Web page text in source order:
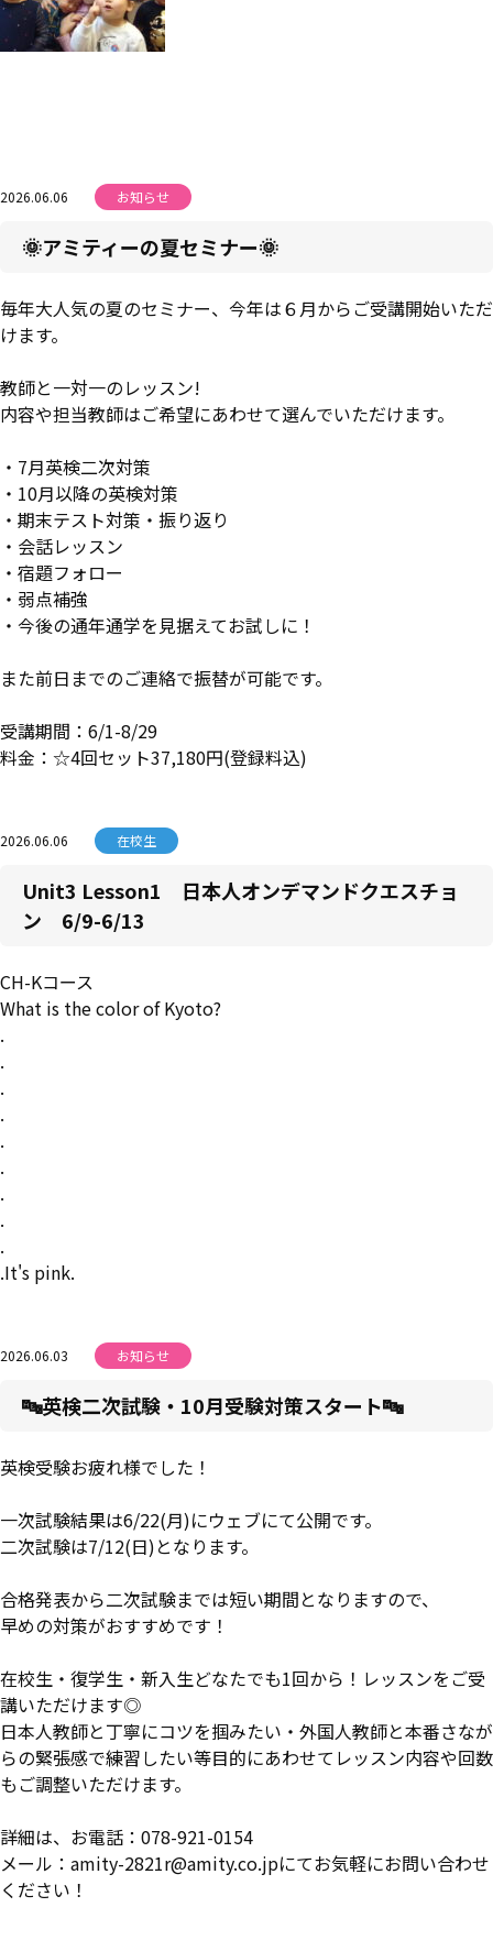
2026.06.06 お知らせ
🌞アミティーの夏セミナー🌞
毎年大人気の夏のセミナー、今年は６月からご受講開始いただ
けます。
教師と一対一のレッスン!
内容や担当教師はご希望にあわせて選んでいただけます。
・7月英検二次対策
・10月以降の英検対策
・期末テスト対策・振り返り
・会話レッスン
・宿題フォロー
・弱点補強
・今後の通年通学を見据えてお試しに！
また前日までのご連絡で振替が可能です。
受講期間：6/1-8/29
料金：☆4回セット37,180円(登録料込)
2026.06.06 在校生
Unit3 Lesson1 日本人オンデマンドクエスチョ
ン 6/9-6/13
CH-Kコース
What is the color of Kyoto?
.
.
.
.
.
.
.
.
.
.It's pink.
2026.06.03 お知らせ
🔤英検二次試験・10月受験対策スタート🔤
英検受験お疲れ様でした！
一次試験結果は6/22(月)にウェブにて公開です。
二次試験は7/12(日)となります。
合格発表から二次試験までは短い期間となりますので、
早めの対策がおすすめです！
在校生・復学生・新入生どなたでも1回から！レッスンをご受
講いただけます◎
日本人教師と丁寧にコツを掴みたい・外国人教師と本番さなが
らの緊張感で練習したい等目的にあわせてレッスン内容や回数
もご調整いただけます。
詳細は、お電話：078-921-0154
メール：amity-2821r@amity.co.jpにてお気軽にお問い合わせ
ください！